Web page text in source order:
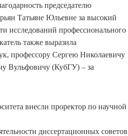
председателю
Татьяне Юльевне за высокий
исследований профессионального
также выразила
профессору Сергею Николаевичу
Вульфовичу (КубГУ) – за
внесли проректор по научной
диссертационных советов